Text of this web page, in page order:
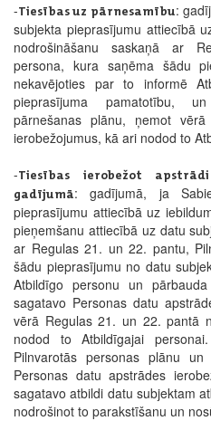
-Tiesības uz pārnesamību:
subjekta pieprasījumu attiecībā
nodrošināšanu saskaņā ar
persona, kura saņēma šādu
nekavējoties par to informē
pieprasījuma pamatotību,
pārnešanas plānu, ņemot
ierobežojumus, kā ari nodod to
-Tiesības ierobežot
gadījumā: gadījumā, ja
pieprasījumu attiecībā uz
pieņemšanu attiecībā uz datu
ar Regulas 21. un 22. pantu,
šādu pieprasījumu no datu
Atbildīgo personu un
sagatavo Personas datu
vērā Regulas 21. un 22. pantā
nodod to Atbildīgajai
Pilnvarotās personas plānu
Personas datu apstrādes
sagatavo atbildi datu subjektam
nodrošinot to parakstīšanu un